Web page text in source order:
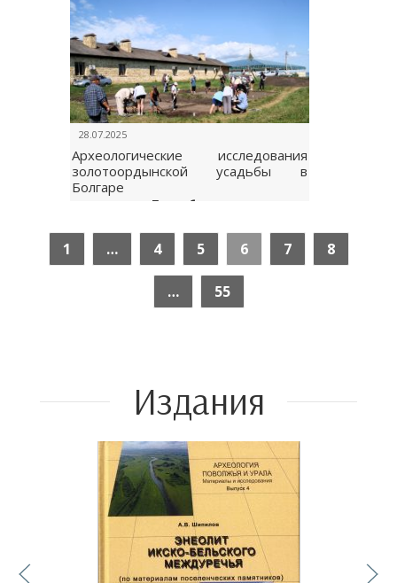
28.07.2025
Археологические исследования
золотоордынской усадьбы в
Болгаре
Подробнее...
1 … 4 5 6 7 8
… 55
Издания